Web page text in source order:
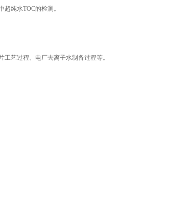
纯水TOC的检测。
艺过程、电厂去离子水制备过程等。